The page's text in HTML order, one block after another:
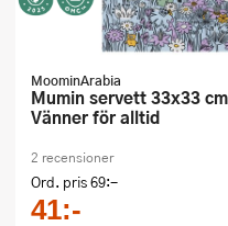
MoominArabia
Mumin servett 33x33 cm 20-pack
Vänner för alltid
2 recensioner
Ord. pris69:-
41:-